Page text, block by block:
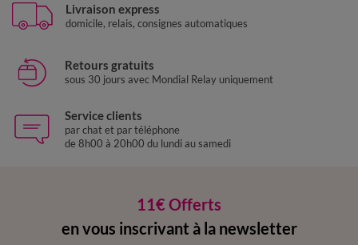
Livraison express
domicile, relais, consignes automatiques
Retours gratuits
sous 30 jours avec Mondial Relay uniquement
Service clients
par chat et par téléphone
de 8h00 à 20h00 du lundi au samedi
11€ Offerts
en vous inscrivant à la newsletter